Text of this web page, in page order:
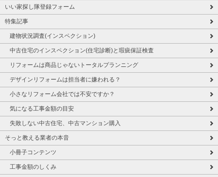
いい家探し隊登録フォーム
特集記事
建物状況調査(インスペクション)
中古住宅のインスペクション(住宅診断)と瑕疵保証検査
リフォームは商品じゃないトータルプランニング
デザインリフォームは担当者に嫌われる？
小さなリフォーム会社では不安ですか？
気になる工事金額の目安
失敗しない中古住宅、中古マンション購入
そっと教える業者の本音
小冊子コンテンツ
工事金額のしくみ